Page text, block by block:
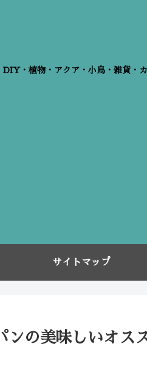
DIY・植物・アクア・小鳥・雑貨・
サイトマップ
の美味しいオス